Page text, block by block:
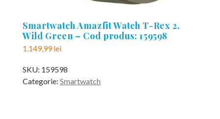
Smartwatch Amazfit Watch T-Rex 2,
Wild Green – Cod produs: 159598
1.149,99lei
SKU: 159598
Categorie: Smartwatch